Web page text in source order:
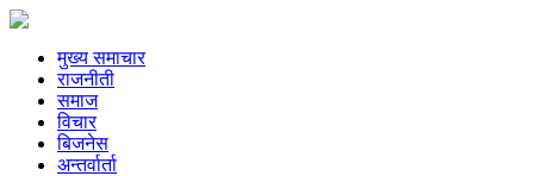
मुख्य समाचार
राजनीती
समाज
विचार
बिजनेस
अन्तर्वार्ता